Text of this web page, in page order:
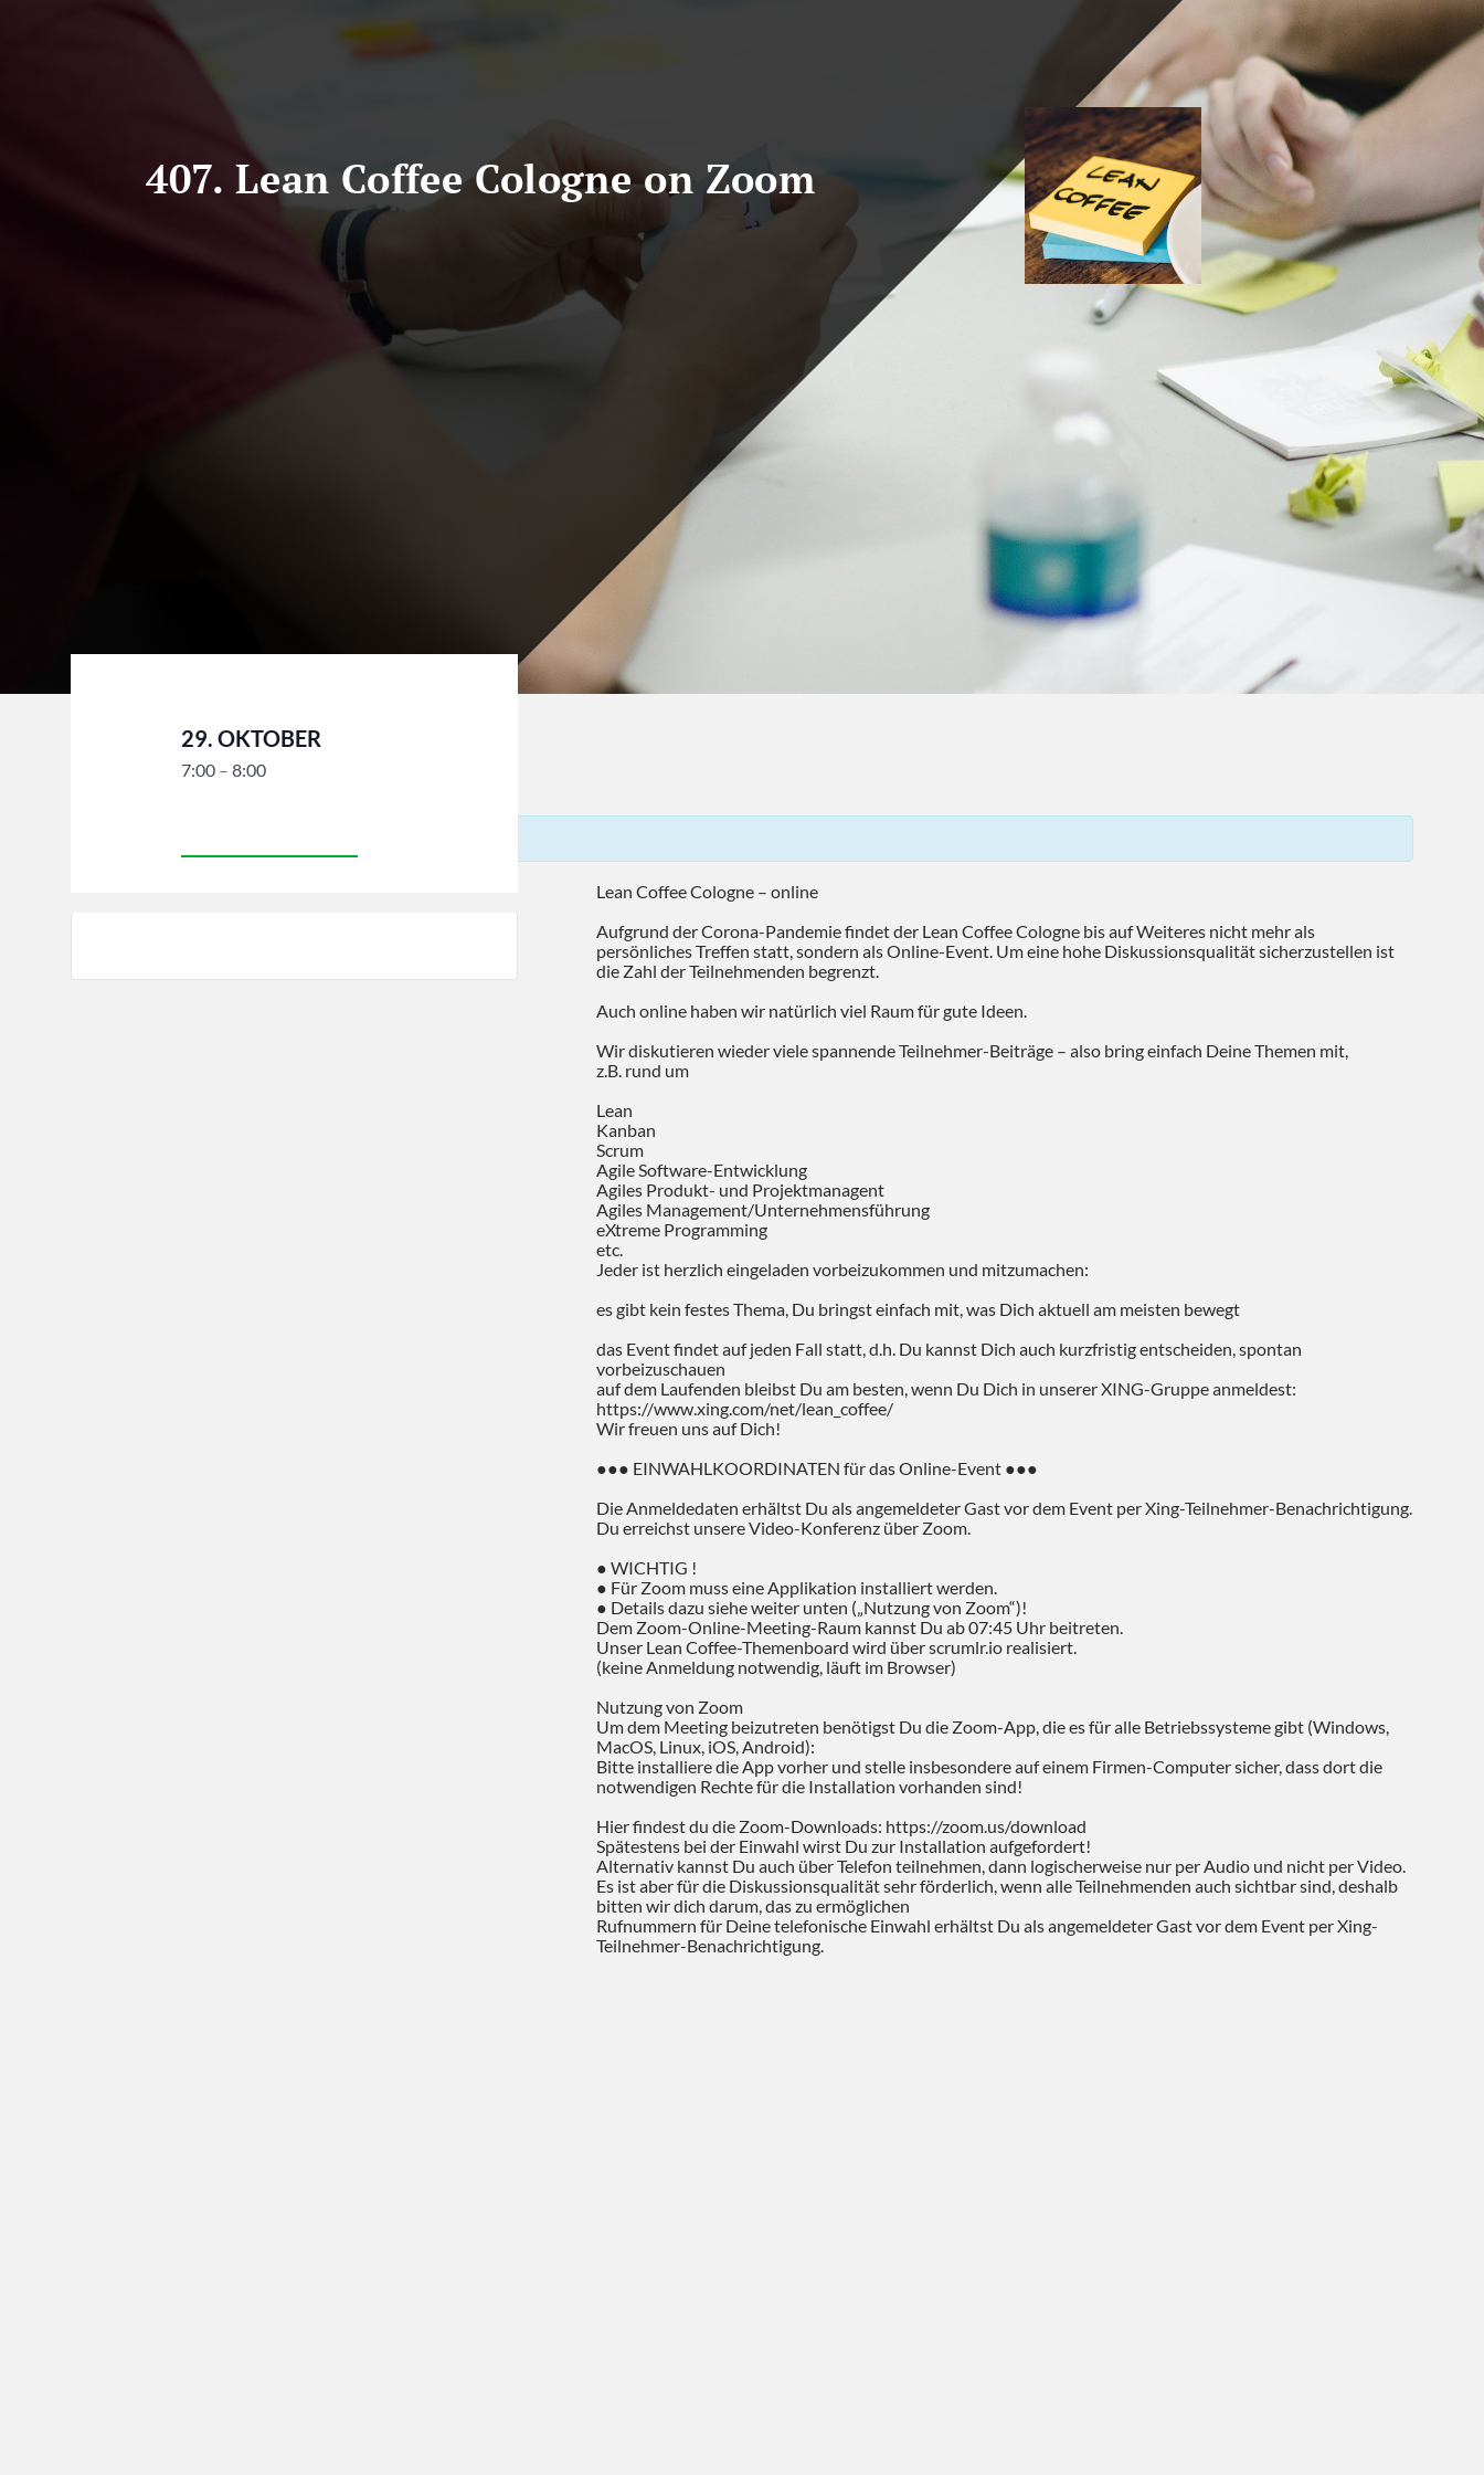
407. Lean Coffee Cologne on Zoom
29. OKTOBER
7:00 – 8:00
Lean Coffee Cologne – online
Aufgrund der Corona-Pandemie findet der Lean Coffee Cologne bis auf Weiteres nicht mehr als
persönliches Treffen statt, sondern als Online-Event. Um eine hohe Diskussionsqualität sicherzustellen ist
die Zahl der Teilnehmenden begrenzt.
Auch online haben wir natürlich viel Raum für gute Ideen.
Wir diskutieren wieder viele spannende Teilnehmer-Beiträge – also bring einfach Deine Themen mit,
z.B. rund um
Lean
Kanban
Scrum
Agile Software-Entwicklung
Agiles Produkt- und Projektmanagent
Agiles Management/Unternehmensführung
eXtreme Programming
etc.
Jeder ist herzlich eingeladen vorbeizukommen und mitzumachen:
es gibt kein festes Thema, Du bringst einfach mit, was Dich aktuell am meisten bewegt
das Event findet auf jeden Fall statt, d.h. Du kannst Dich auch kurzfristig entscheiden, spontan
vorbeizuschauen
auf dem Laufenden bleibst Du am besten, wenn Du Dich in unserer XING-Gruppe anmeldest:
https://www.xing.com/net/lean_coffee/
Wir freuen uns auf Dich!
●●● EINWAHLKOORDINATEN für das Online-Event ●●●
Die Anmeldedaten erhältst Du als angemeldeter Gast vor dem Event per Xing-Teilnehmer-Benachrichtigung.
Du erreichst unsere Video-Konferenz über Zoom.
● WICHTIG !
● Für Zoom muss eine Applikation installiert werden.
● Details dazu siehe weiter unten („Nutzung von Zoom“)!
Dem Zoom-Online-Meeting-Raum kannst Du ab 07:45 Uhr beitreten.
Unser Lean Coffee-Themenboard wird über scrumlr.io realisiert.
(keine Anmeldung notwendig, läuft im Browser)
Nutzung von Zoom
Um dem Meeting beizutreten benötigst Du die Zoom-App, die es für alle Betriebssysteme gibt (Windows,
MacOS, Linux, iOS, Android):
Bitte installiere die App vorher und stelle insbesondere auf einem Firmen-Computer sicher, dass dort die
notwendigen Rechte für die Installation vorhanden sind!
Hier findest du die Zoom-Downloads: https://zoom.us/download
Spätestens bei der Einwahl wirst Du zur Installation aufgefordert!
Alternativ kannst Du auch über Telefon teilnehmen, dann logischerweise nur per Audio und nicht per Video.
Es ist aber für die Diskussionsqualität sehr förderlich, wenn alle Teilnehmenden auch sichtbar sind, deshalb
bitten wir dich darum, das zu ermöglichen
Rufnummern für Deine telefonische Einwahl erhältst Du als angemeldeter Gast vor dem Event per Xing-
Teilnehmer-Benachrichtigung.